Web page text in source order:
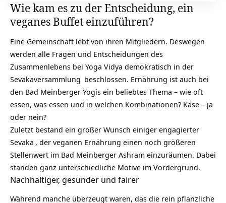
Wie kam es zu der Entscheidung, ein
veganes Buffet einzuführen?
Eine Gemeinschaft lebt von ihren Mitgliedern. Deswegen
werden alle Fragen und Entscheidungen des
Zusammenlebens bei Yoga Vidya demokratisch in der
Sevakaversammlung beschlossen. Ernährung ist auch bei
den Bad Meinberger Yogis ein beliebtes Thema – wie oft
essen, was essen und in welchen Kombinationen? Käse – ja
oder nein?
Zuletzt bestand ein großer Wunsch einiger engagierter
Sevaka , der veganen Ernährung einen noch größeren
Stellenwert im Bad Meinberger Ashram einzuräumen. Dabei
standen ganz unterschiedliche Motive im Vordergrund.
Nachhaltiger, gesünder und fairer
Während manche überzeugt waren, das die rein pflanzliche